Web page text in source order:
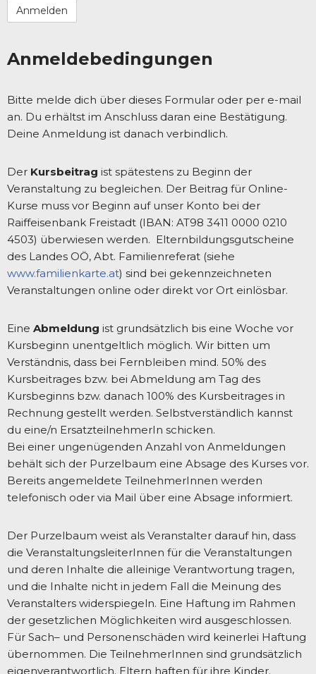
Anmeldebedingungen
Bitte melde dich über dieses Formular oder per e-mail
an. Du erhältst im Anschluss daran eine Bestätigung.
Deine Anmeldung ist danach verbindlich.
Der Kursbeitrag ist spätestens zu Beginn der
Veranstaltung zu begleichen. Der Beitrag für Online-
Kurse muss vor Beginn auf unser Konto bei der
Raiffeisenbank Freistadt (IBAN: AT98 3411 0000 0210
4503) überwiesen werden. Elternbildungsgutscheine
des Landes OÖ, Abt. Familienreferat (siehe
www.familienkarte.at) sind bei gekennzeichneten
Veranstaltungen online oder direkt vor Ort einlösbar.
Eine Abmeldung ist grundsätzlich bis eine Woche vor
Kursbeginn unentgeltlich möglich. Wir bitten um
Verständnis, dass bei Fernbleiben mind. 50% des
Kursbeitrages bzw. bei Abmeldung am Tag des
Kursbeginns bzw. danach 100% des Kursbeitrages in
Rechnung gestellt werden. Selbstverständlich kannst
du eine/n ErsatzteilnehmerIn schicken.
Bei einer ungenügenden Anzahl von Anmeldungen
behält sich der Purzelbaum eine Absage des Kurses vor.
Bereits angemeldete TeilnehmerInnen werden
telefonisch oder via Mail über eine Absage informiert.
Der Purzelbaum weist als Veranstalter darauf hin, dass
die VeranstaltungsleiterInnen für die Veranstaltungen
und deren Inhalte die alleinige Verantwortung tragen,
und die Inhalte nicht in jedem Fall die Meinung des
Veranstalters widerspiegeln. Eine Haftung im Rahmen
der gesetzlichen Möglichkeiten wird ausgeschlossen.
Für Sach– und Personenschäden wird keinerlei Haftung
übernommen. Die TeilnehmerInnen sind grundsätzlich
eigenverantwortlich. Eltern haften für ihre Kinder.